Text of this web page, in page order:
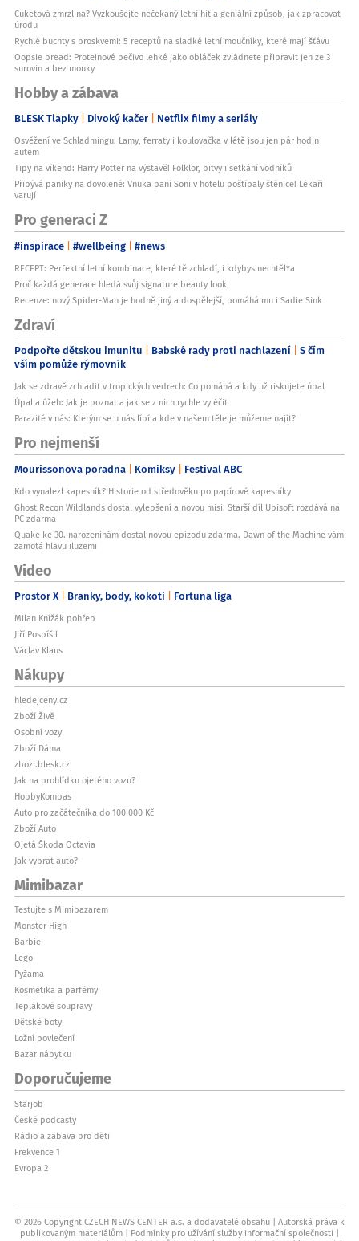
Cuketová zmrzlina? Vyzkoušejte nečekaný letní hit a geniální způsob, jak zpracovat
úrodu
Rychlé buchty s broskvemi: 5 receptů na sladké letní moučníky, které mají šťávu
Oopsie bread: Proteinové pečivo lehké jako obláček zvládnete připravit jen ze 3
surovin a bez mouky
Hobby a zábava
BLESK Tlapky Divoký kačer Netflix filmy a seriály
Osvěžení ve Schladmingu: Lamy, ferraty i koulovačka v létě jsou jen pár hodin
autem
Tipy na víkend: Harry Potter na výstavě! Folklor, bitvy i setkání vodníků
Přibývá paniky na dovolené: Vnuka paní Soni v hotelu poštípaly štěnice! Lékaři
varují
Pro generaci Z
#inspirace #wellbeing #news
RECEPT: Perfektní letní kombinace, které tě zchladí, i kdybys nechtěl*a
Proč každá generace hledá svůj signature beauty look
Recenze: nový Spider-Man je hodně jiný a dospělejší, pomáhá mu i Sadie Sink
Zdraví
Podpořte dětskou imunitu Babské rady proti nachlazení S čím
vším pomůže rýmovník
Jak se zdravě zchladit v tropických vedrech: Co pomáhá a kdy už riskujete úpal
Úpal a úžeh: Jak je poznat a jak se z nich rychle vyléčit
Parazité v nás: Kterým se u nás líbí a kde v našem těle je můžeme najít?
Pro nejmenší
Mourissonova poradna Komiksy Festival ABC
Kdo vynalezl kapesník? Historie od středověku po papírové kapesníky
Ghost Recon Wildlands dostal vylepšení a novou misi. Starší díl Ubisoft rozdává na
PC zdarma
Quake ke 30. narozeninám dostal novou epizodu zdarma. Dawn of the Machine vám
zamotá hlavu iluzemi
Video
Prostor X Branky, body, kokoti Fortuna liga
Milan Knížák pohřeb
Jiří Pospíšil
Václav Klaus
Nákupy
hledejceny.cz
Zboží Živě
Osobní vozy
Zboží Dáma
zbozi.blesk.cz
Jak na prohlídku ojetého vozu?
HobbyKompas
Auto pro začátečníka do 100 000 Kč
Zboží Auto
Ojetá Škoda Octavia
Jak vybrat auto?
Mimibazar
Testujte s Mimibazarem
Monster High
Barbie
Lego
Pyžama
Kosmetika a parfémy
Teplákové soupravy
Dětské boty
Ložní povlečení
Bazar nábytku
Doporučujeme
Starjob
České podcasty
Rádio a zábava pro děti
Frekvence 1
Evropa 2
© 2026 Copyright CZECH NEWS CENTER a.s. a dodavatelé obsahu
Autorská práva k
publikovaným materiálům
Podmínky pro užívání služby informační společnosti